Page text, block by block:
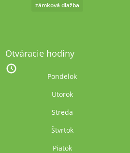
zámková dlažba
Otváracie hodiny
Pondelok
Utorok
Streda
Štvrtok
Piatok